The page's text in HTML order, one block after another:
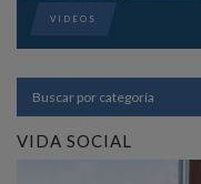
VIDEOS
VIDA SOCIAL